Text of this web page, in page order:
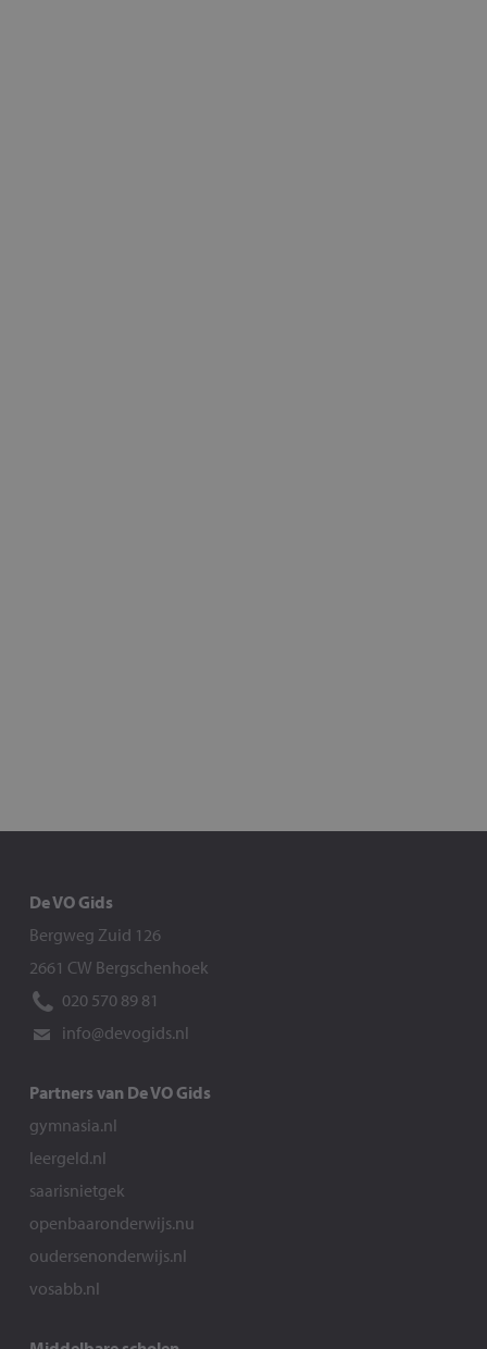
De VO Gids
Bergweg Zuid 126
2661 CW Bergschenhoek
020 570 89 81
info@devogids.nl
Partners van De VO Gids
gymnasia.nl
leergeld.nl
saarisnietgek
openbaaronderwijs.nu
oudersenonderwijs.nl
vosabb.nl